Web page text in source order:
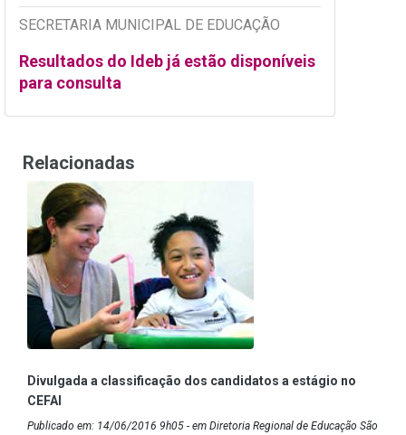
SECRETARIA MUNICIPAL DE EDUCAÇÃO
Resultados do Ideb já estão disponíveis
para consulta
Relacionadas
Divulgada a classificação dos candidatos a estágio no
CEFAI
Publicado em: 14/06/2016 9h05 - em Diretoria Regional de Educação São